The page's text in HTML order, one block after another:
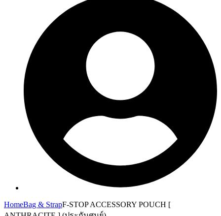
HomeBag & StrapF-STOP ACCESSORY POUCH [